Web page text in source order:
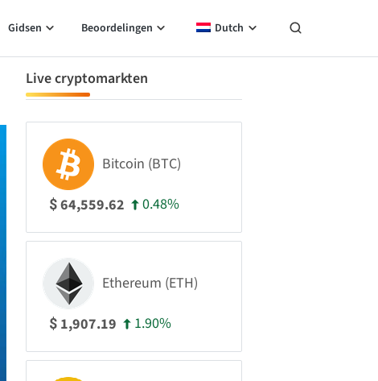
Gidsen Beoordelingen Dutch
Live cryptomarkten
Bitcoin (BTC)
$64,559.62 0.48%
Ethereum (ETH)
$ 1,907.19 1.90%